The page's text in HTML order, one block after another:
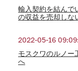
輸入契約を結んで
の収益を売却しな
2022-05-16
モスクワのルノー
へ